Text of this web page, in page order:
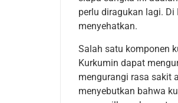
perlu diragukan lagi.
menyehatkan.
Salah satu komponen
Kurkumin dapat
mengurangi rasa sakit
menyebutkan bahwa